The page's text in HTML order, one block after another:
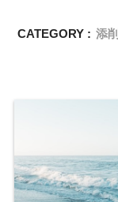
CATEGORY : 添削